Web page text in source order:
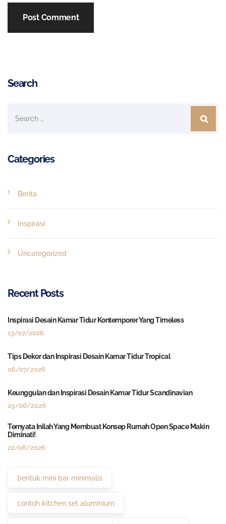
Search
Categories
Berita
Inspirasi
Uncategorized
Recent Posts
Inspirasi Desain Kamar Tidur Kontemporer Yang Timeless
13/07/2026
Tips Dekor dan Inspirasi Desain Kamar Tidur Tropical
06/07/2026
Keunggulan dan Inspirasi Desain Kamar Tidur Scandinavian
29/06/2026
Ternyata Inilah Yang Membuat Konsep Rumah Open Space Makin
Diminati!
22/06/2026
bentuk mini bar minimalis
contoh kitchen set aluminium